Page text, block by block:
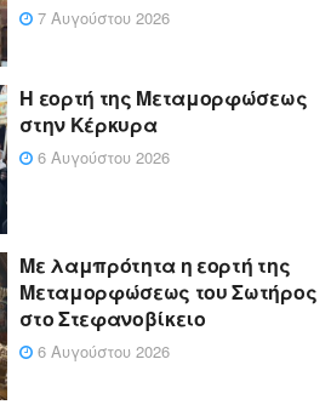
7 Αυγούστου 2026
Η εορτή της Μεταμορφώσεως
στην Κέρκυρα
6 Αυγούστου 2026
Με λαμπρότητα η εορτή της
Μεταμορφώσεως του Σωτήρος
στο Στεφανοβίκειο
6 Αυγούστου 2026